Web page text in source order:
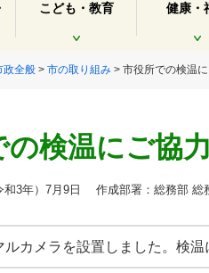
こども・教育
開く
健康・
開く
政全般 > 市の取り組み > 市役所での検温
の検温にご協
3年）7月9日 作成部署：総務部 総
カメラを設置しました。検温